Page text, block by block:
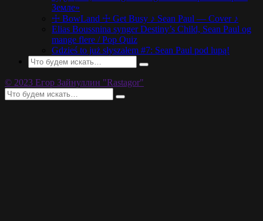
Земле»
☩ BowLand ☩ Get Busy ♪ Sean Paul — Cover ♪
Elias Boussnina synger Destiny’s Child, Sean Paul og
mange flere / Pop Quiz
Gdzieś to już słyszałem #7: Sean Paul pod lupą!
© 2023 Егор Зайнуллин "Rastagor"